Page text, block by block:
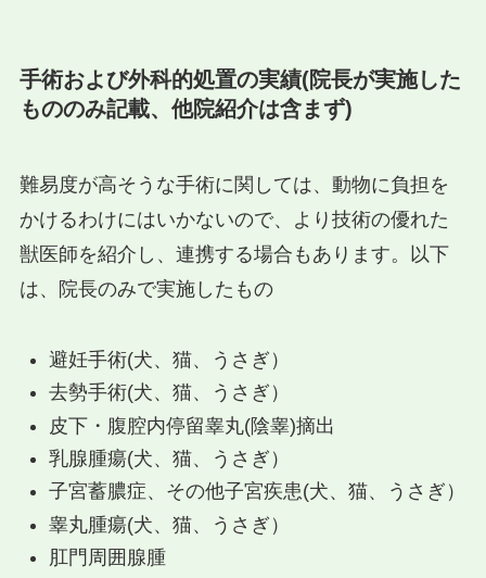
手術および外科的処置の実績(院長が実施した
もののみ記載、他院紹介は含まず)
難易度が高そうな手術に関しては、動物に負担を
かけるわけにはいかないので、より技術の優れた
獣医師を紹介し、連携する場合もあります。以下
は、院長のみで実施したもの
避妊手術(犬、猫、うさぎ）
去勢手術(犬、猫、うさぎ）
皮下・腹腔内停留睾丸(陰睾)摘出
乳腺腫瘍(犬、猫、うさぎ）
子宮蓄膿症、その他子宮疾患(犬、猫、うさぎ）
睾丸腫瘍(犬、猫、うさぎ）
肛門周囲腺腫